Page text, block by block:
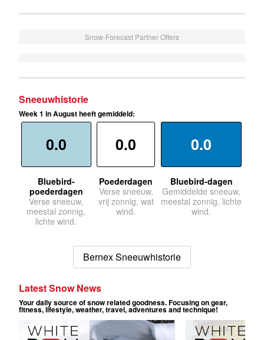
Snow-Forecast Partner Offers
Sneeuwhistorie
Week 1 in August heeft gemiddeld:
0.0
Bluebird-
poederdagen
Verse sneeuw,
meestal zonnig,
lichte wind.
0.0
Poederdagen
Verse sneeuw,
vrij zonnig, wat
wind.
0.0
Bluebird-dagen
Gemiddelde sneeuw,
meestal zonnig, lichte
wind.
Bernex Sneeuwhistorie